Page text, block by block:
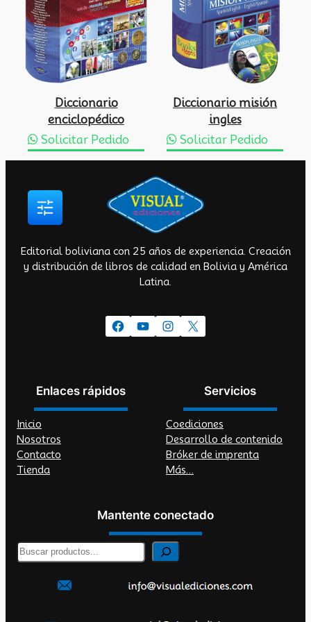
Diccionario
enciclopédico
Solicitar Pedido
Diccionario misión
ingles
Solicitar Pedido
Editorial boliviana con 25 años de experiencia. Creación
y distribución de libros de calidad en Bolivia y América
Latina.
Facebook YouTube Instagram X
Enlaces rápidos
Inicio
Nosotros
Contacto
Tienda
Servicios
Coediciones
Desarrollo de contenido
Bróker de imprenta
Más…
Mantente conectado
B